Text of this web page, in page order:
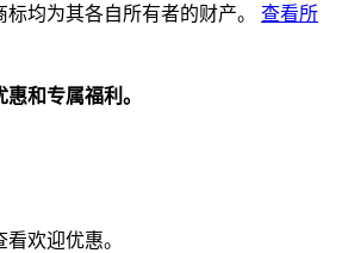
均为其各自所有者的财产。 查看所
和专属福利。
欢迎优惠。